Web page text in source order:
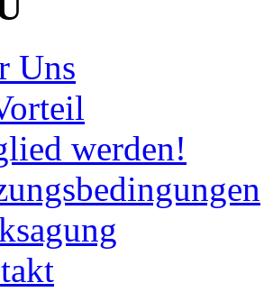
Uns
werden!